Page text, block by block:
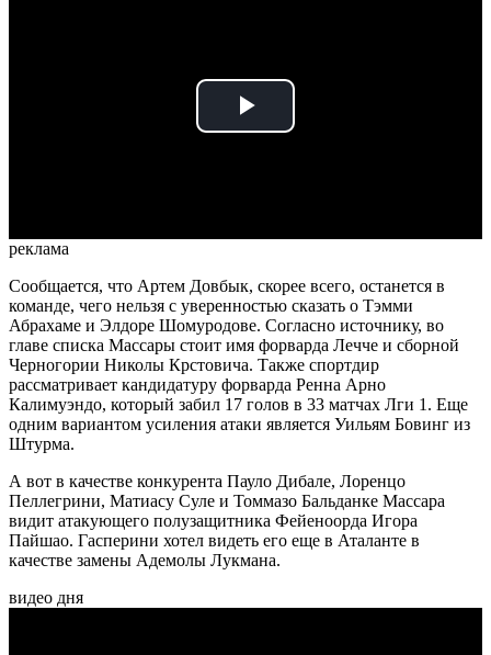
Play
реклама
Сообщается, что Артем Довбык, скорее всего, останется в
команде, чего нельзя с уверенностью сказать о Тэмми
Абрахаме и Элдоре Шомуродове. Согласно источнику, во
главе списка Массары стоит имя форварда Лечче и сборной
Черногории Николы Крстовича. Также спортдир
рассматривает кандидатуру форварда Ренна Арно
Калимуэндо, который забил 17 голов в 33 матчах Лги 1. Еще
одним вариантом усиления атаки является Уильям Бовинг из
Штурма.
А вот в качестве конкурента Пауло Дибале, Лоренцо
Пеллегрини, Матиасу Суле и Томмазо Бальданке Массара
видит атакующего полузащитника Фейеноорда Игора
Пайшао. Гасперини хотел видеть его еще в Аталанте в
качестве замены Адемолы Лукмана.
видео дня